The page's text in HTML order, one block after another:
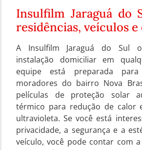
Insulfilm Jaraguá do
residências, veículos
A Insulfilm Jaraguá do Sul
instalação domiciliar em
equipe está preparada
moradores do bairro Nova
películas de proteção solar
térmico para redução de calor
ultravioleta. Se você está
privacidade, a segurança e a
veículo, você pode contar com